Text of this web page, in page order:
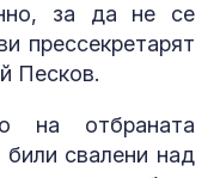
за да не се
прессекретарят
Песков.
на отбраната
свалени над